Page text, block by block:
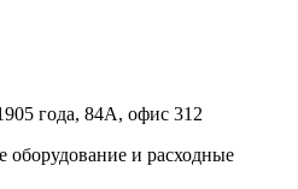
года, 84А, офис 312
и расходные